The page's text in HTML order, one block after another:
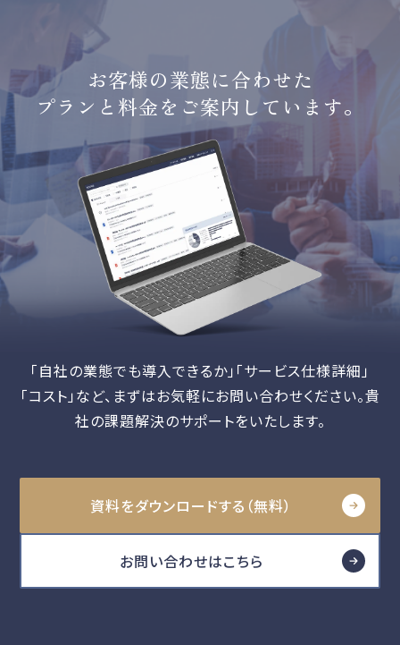
お客様の業態に合わせた
プランと料金をご案内しています。
「自社の業態でも導入できるか」「サービス仕様詳細」
「コスト」など、 まずはお気軽にお問い合わせください。貴
社の課題解決のサポートをいたします。
資料をダウンロードする（無料）
お問い合わせはこちら